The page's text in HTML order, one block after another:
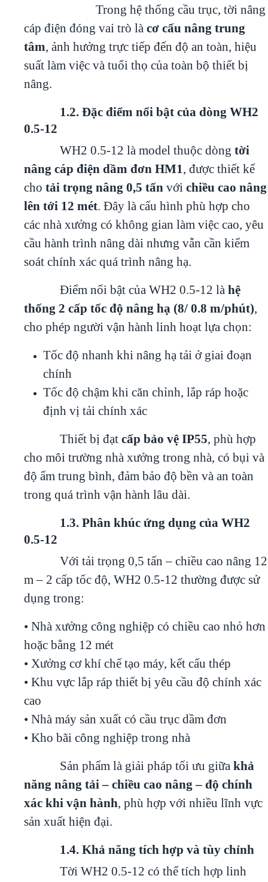
Trong hệ thống cầu trục, tời nâng
cáp điện đóng vai trò là cơ cấu nâng trung
tâm, ảnh hưởng trực tiếp đến độ an toàn, hiệu
suất làm việc và tuổi thọ của toàn bộ thiết bị
nâng.
1.2. Đặc điểm nổi bật của dòng WH2
0.5-12
WH2 0.5-12 là model thuộc dòng tời
nâng cáp điện dầm đơn HM1 , được thiết kế
cho tải trọng nâng 0,5 tấn với chiều cao nâng
lên tới 12 mét. Đây là cấu hình phù hợp cho
các nhà xưởng có không gian làm việc cao, yêu
cầu hành trình nâng dài nhưng vẫn cần kiểm
soát chính xác quá trình nâng hạ.
Điểm nổi bật của WH2 0.5-12 là hệ
thống 2 cấp tốc độ nâng hạ (8/ 0.8 m/phút),
cho phép người vận hành linh hoạt lựa chọn:
Tốc độ nhanh khi nâng hạ tải ở giai đoạn
chính
Tốc độ chậm khi căn chỉnh, lắp ráp hoặc
định vị tải chính xác
Thiết bị đạt cấp bảo vệ IP55, phù hợp
cho môi trường nhà xưởng trong nhà, có bụi và
độ ẩm trung bình, đảm bảo độ bền và an toàn
trong quá trình vận hành lâu dài.
1.3. Phân khúc ứng dụng của WH2
0.5-12
Với tải trọng 0,5 tấn – chiều cao nâng 12
m – 2 cấp tốc độ, WH2 0.5-12 thường được sử
dụng trong:
• Nhà xưởng công nghiệp có chiều cao nhỏ hơn
hoặc bằng 12 mét
• Xưởng cơ khí chế tạo máy, kết cấu thép
• Khu vực lắp ráp thiết bị yêu cầu độ chính xác
cao
• Nhà máy sản xuất có cầu trục dầm đơn
• Kho bãi công nghiệp trong nhà
Sản phẩm là giải pháp tối ưu giữa khả
năng nâng tải – chiều cao nâng – độ chính
xác khi vận hành, phù hợp với nhiều lĩnh vực
sản xuất hiện đại.
1.4. Khả năng tích hợp và tùy chỉnh
Tời WH2 0.5-12 có thể tích hợp linh